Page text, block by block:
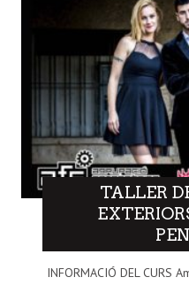
TALLER
INFORMACIÓ DEL CURS